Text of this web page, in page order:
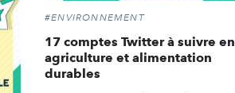
#ENVIRONNEMENT
17 comptes Twitter à suivre en
agriculture et alimentation
durables